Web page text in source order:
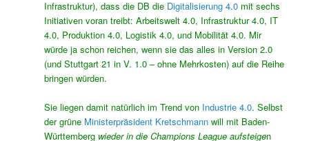
Infrastruktur), dass die DB die Digitalisierung 4.0 mit sechs
Initiativen voran treibt: Arbeitswelt 4.0, Infrastruktur 4.0, IT
4.0, Produktion 4.0, Logistik 4.0, und Mobilität 4.0. Mir
würde ja schon reichen, wenn sie das alles in Version 2.0
(und Stuttgart 21 in V. 1.0 – ohne Mehrkosten) auf die Reihe
bringen würden.
Sie liegen damit natürlich im Trend von Industrie 4.0. Selbst
der grüne Ministerpräsident Kretschmann will mit Baden-
Württemberg wieder in die Champions League aufsteigen